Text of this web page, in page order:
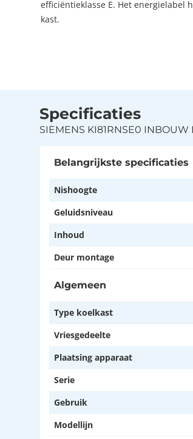
efficiëntieklasse E. Het energielabel
kast.
Specificaties
SIEMENS KI81RNSE0 INBOUW
Belangrijkste specificaties
Nishoogte
Geluidsniveau
Inhoud
Deur montage
Algemeen
Type koelkast
Vriesgedeelte
Plaatsing apparaat
Serie
Gebruik
Modellijn